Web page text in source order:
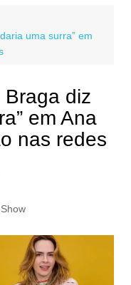
uma surra” em
Braga diz
em Ana
nas redes